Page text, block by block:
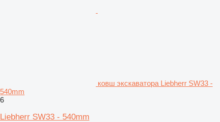
ковш экскаватора Liebherr SW33 -
540mm
6
Liebherr SW33 - 540mm